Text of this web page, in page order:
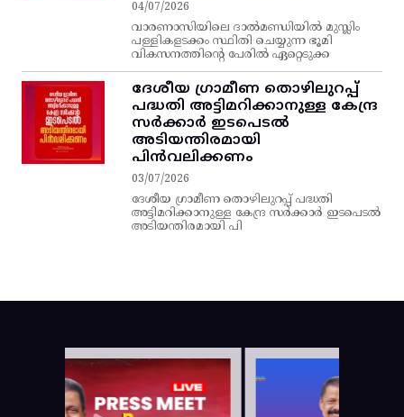
04/07/2026
വാരണാസിയിലെ ദാൽമണ്ഡിയിൽ മുസ്ലിം
പള്ളികളടക്കം സ്ഥിതി ചെയ്യുന്ന ഭൂമി
വികസനത്തിന്റെ പേരിൽ ഏറ്റെടുക്ക
ദേശീയ ഗ്രാമീണ തൊഴിലുറപ്പ്‌
പദ്ധതി അട്ടിമറിക്കാനുള്ള കേന്ദ്ര
സര്‍ക്കാര്‍ ഇടപെടല്‍
അടിയന്തിരമായി
പിന്‍വലിക്കണം
03/07/2026
ദേശീയ ഗ്രാമീണ തൊഴിലുറപ്പ്‌ പദ്ധതി
അട്ടിമറിക്കാനുള്ള കേന്ദ്ര സര്‍ക്കാര്‍ ഇടപെടല്‍
അടിയന്തിരമായി പി